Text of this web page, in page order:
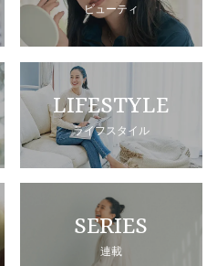
ビューティ
LIFESTYLE
ライフスタイル
SERIES
連載